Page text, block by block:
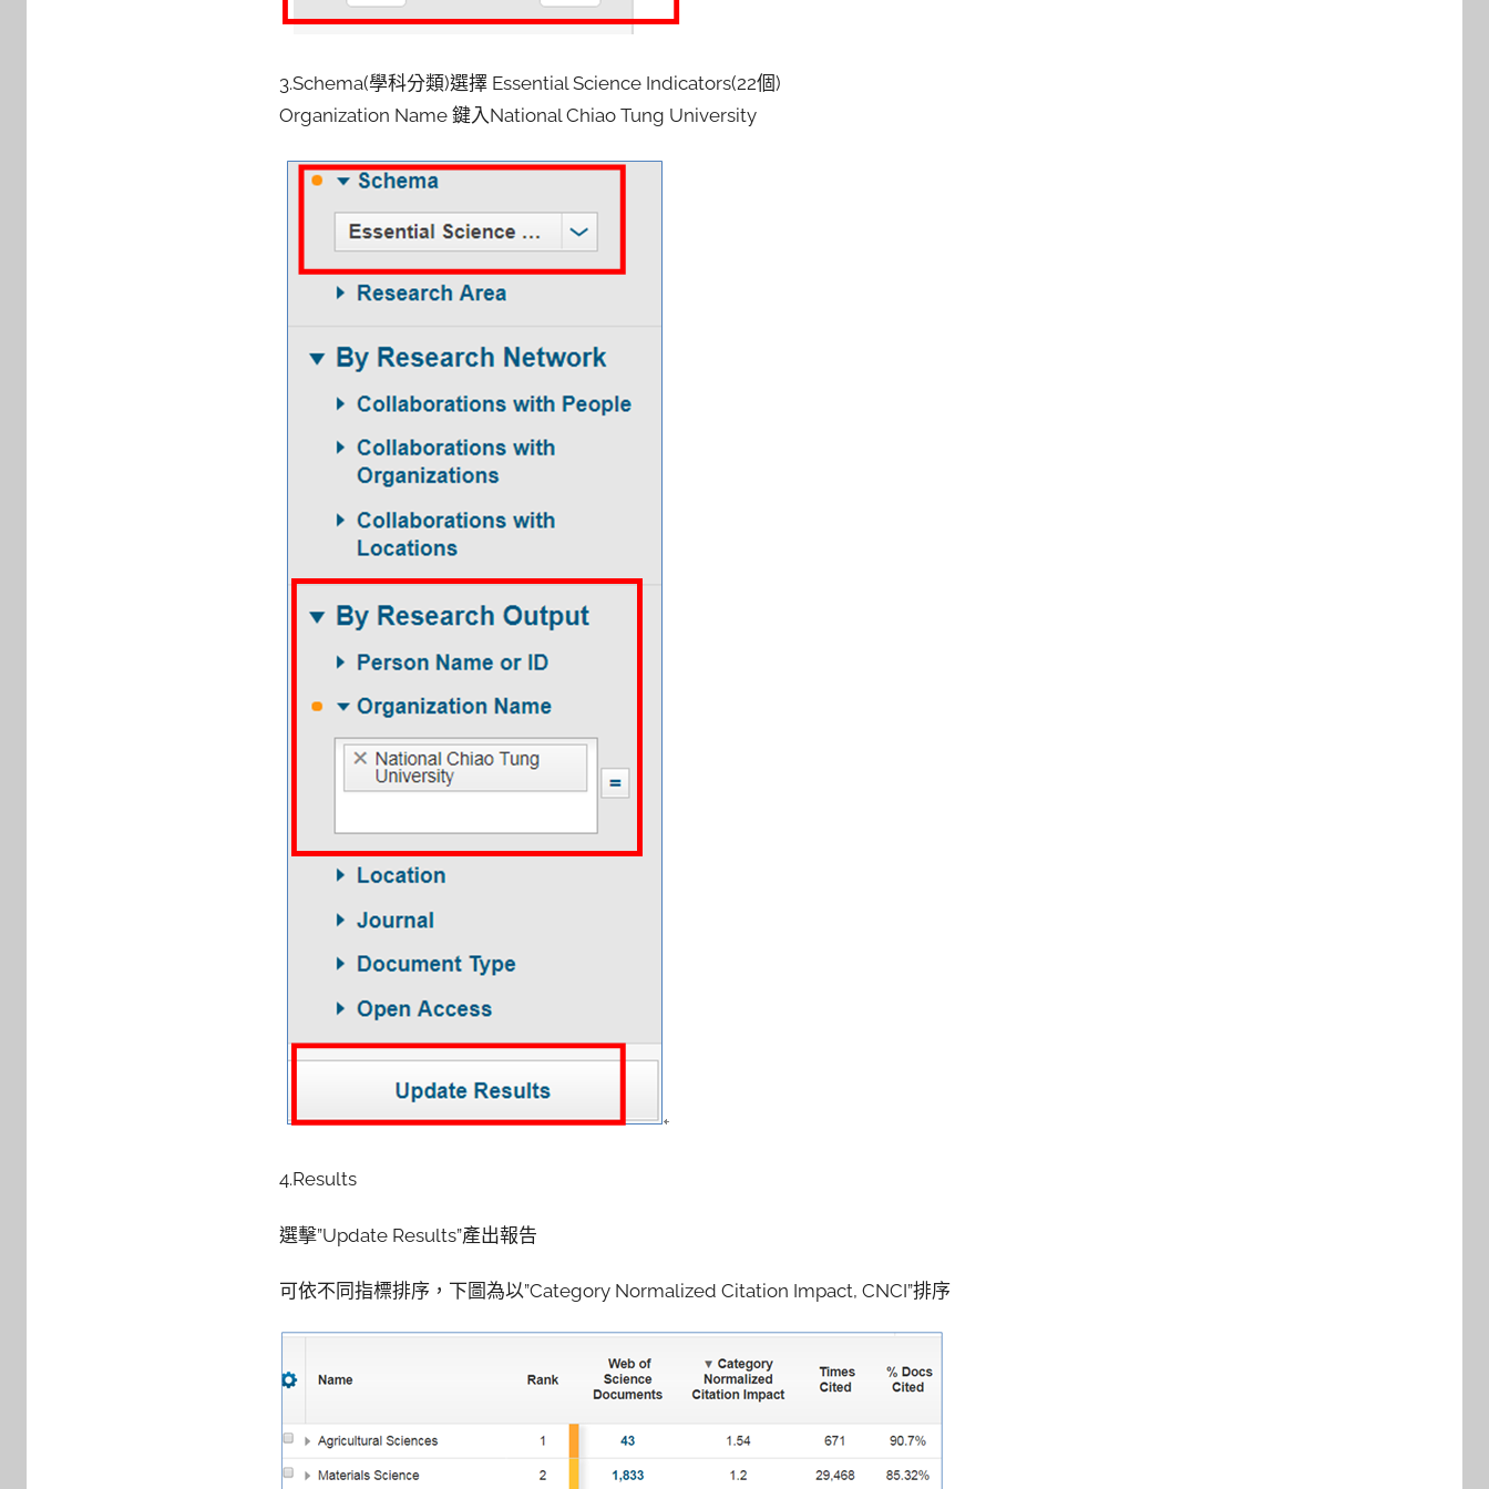
3.Schema(學科分類)選擇 Essential Science Indicators(22個)
Organization Name 鍵入National Chiao Tung University
4.Results
選擊”Update Results”產出報告
可依不同指標排序，下圖為以”Category Normalized Citation Impact, CNCI”排序